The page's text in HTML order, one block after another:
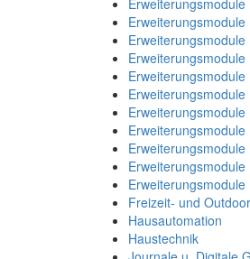
Freizeit- und
Hausautomation
Haustechnik